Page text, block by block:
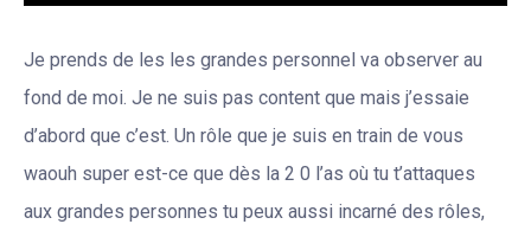
Je prends de les les grandes personnel va observer au
fond de moi. Je ne suis pas content que mais j’essaie
d’abord que c’est. Un rôle que je suis en train de vous
waouh super est-ce que dès la 2 0 l’as où tu t’attaques
aux grandes personnes tu peux aussi incarné des rôles,